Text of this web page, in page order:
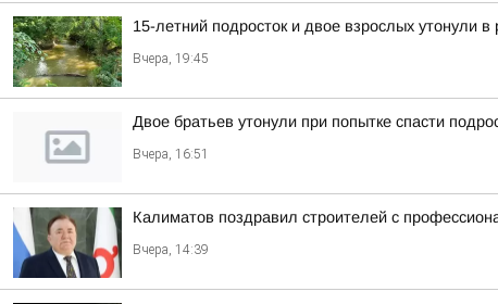
15-летний подросток и двое взрослых утонули
Вчера, 19:45
Двое братьев утонули при попытке спасти
Вчера, 16:51
Калиматов поздравил строителей с
Вчера, 14:39